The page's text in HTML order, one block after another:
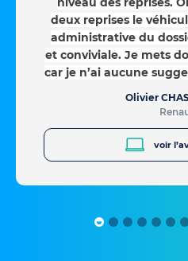
deux reprises le
administrative du
et conviviale. Je mets
car je n’ai aucune
Olivier
voir